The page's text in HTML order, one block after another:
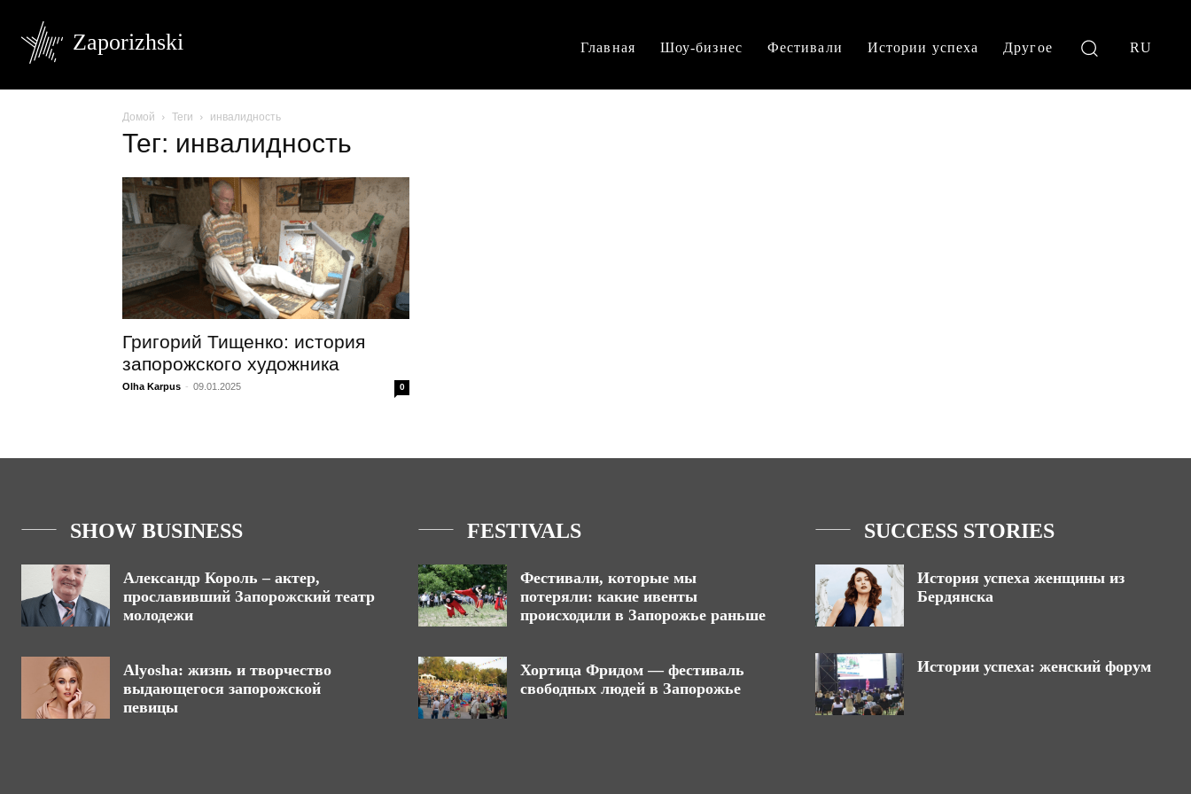
Zaporizhski Главная Шоу-бизнес Фестивали Истории успеха Другое RU
Домой Теги инвалидность
Тег: инвалидность
Григорий Тищенко: история
запорожского художника
Olha Karpus - 09.01.2025 0
SHOW BUSINESS
Александр Король – актер,
прославивший Запорожский театр
молодежи
Alyosha: жизнь и творчество
выдающегося запорожской
певицы
FESTIVALS
Фестивали, которые мы
потеряли: какие ивенты
происходили в Запорожье раньше
Хортица Фридом — фестиваль
свободных людей в Запорожье
SUCCESS STORIES
История успеха женщины из
Бердянска
Истории успеха: женский форум